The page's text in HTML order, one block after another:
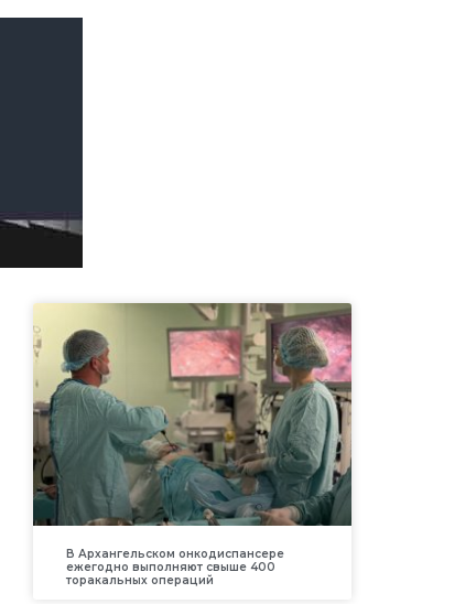
В Архангельском онкодиспансере
ежегодно выполняют свыше 400
торакальных операций